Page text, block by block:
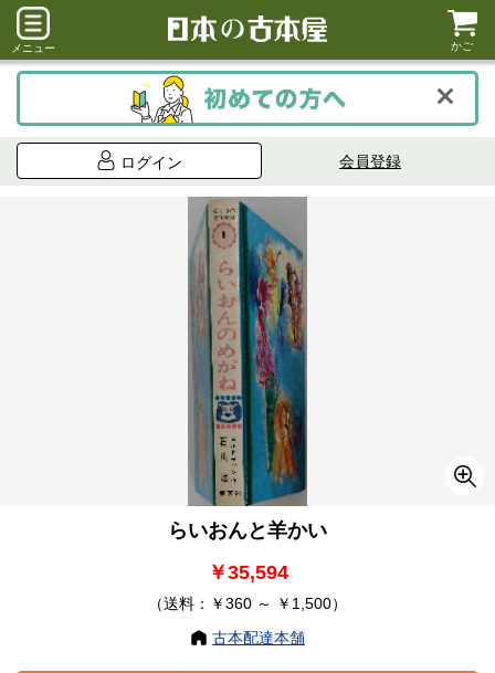
メニュー かご
ログイン 会員登録
らいおんと羊かい
￥35,594
（送料：￥360 ～ ￥1,500）
古本配達本舗